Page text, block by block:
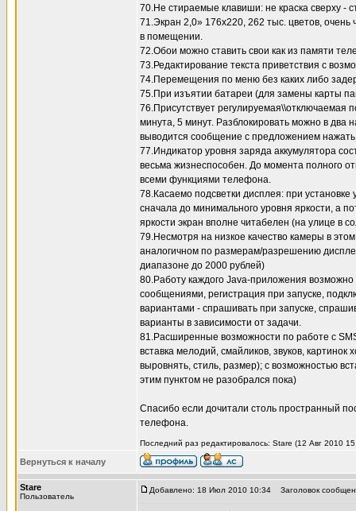
70.Не стираемые клавиши: не краска сверху -
71.Экран 2,0» 176x220, 262 тыс. цветов, очень
в помещении.
72.Обои можно ставить свои как из памяти
73.Редактирование текста приветствия с
74.Перемещения по меню без каких либо
75.При изъятии батареи (для замены карты
76.Присутствует регулируемая\\отключаемая
минута, 5 минут. Разблокировать можно в
выводится сообщение с предложением
77.Индикатор уровня заряда аккумулятора
весьма жизнеспособен. До момента полного
всеми функциями телефона.
78.Касаемо подсветки дисплея: при
сначала до минимального уровня яркости, а
яркости экран вполне читабелен (на улице в
79.Несмотря на низкое качество камеры в
аналогичном по размерам/разрешению
диапазоне до 2000 рублей)
80.Работу каждого Java-приложения
сообщениями, регистрация при запуске,
вариантами - спрашивать при запуске,
варианты в зависимости от задачи.
81.Расширенные возможности по работе с
вставка мелодий, смайликов, звуков,
выровнять, стиль, размер); с возможностью
этим пунктом не разобрался пока)
Спасибо если дочитали столь пространный
телефона.
Последний раз редактировалось: Stare (12 Авг 2010
Вернуться к началу
Stare
Пользователь
Добавлено: 18 Июл 2010 10:34 Заголовок